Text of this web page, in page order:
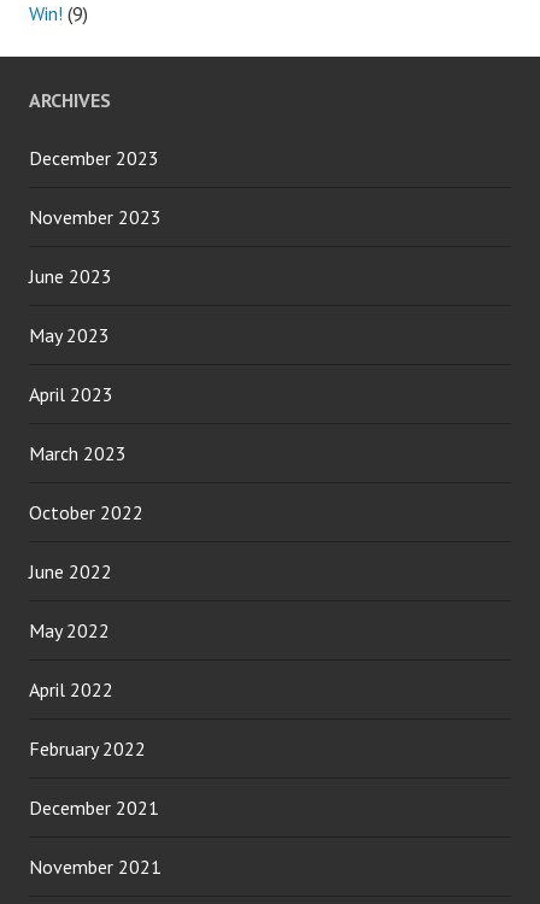
Win! (9)
ARCHIVES
December 2023
November 2023
June 2023
May 2023
April 2023
March 2023
October 2022
June 2022
May 2022
April 2022
February 2022
December 2021
November 2021